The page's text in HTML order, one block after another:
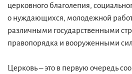
церковного благолепия,
о нуждающихся, молодежной
различными государственными
правопорядка и вооруженными
Церковь – это в первую очередь